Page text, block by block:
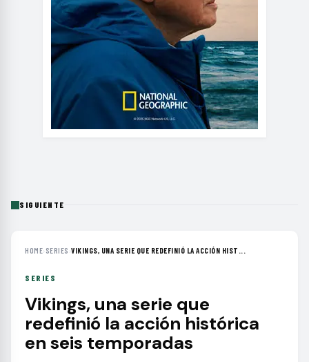
SIGUIENTE
HOME› SERIES ›VIKINGS, UNA SERIE QUE REDEFINIÓ LA ACCIÓN HIST...
SERIES
Vikings, una serie que
redefinió la acción histórica
en seis temporadas